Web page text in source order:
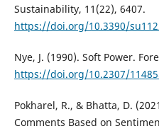
Sustainability, 11(22), 6407.
https://doi.org/10.3390/
Nye, J. (1990). Soft Power.
https://doi.org/10.2307/
Pokharel, R., & Bhatta, D.
Comments Based on